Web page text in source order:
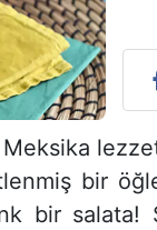
Meksika
bir
salata!